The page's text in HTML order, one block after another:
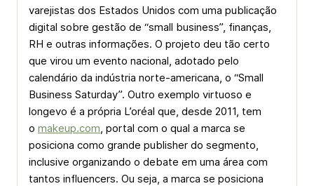
varejistas dos Estados Unidos com uma publicação
digital sobre gestão de “small business”, finanças,
RH e outras informações. O projeto deu tão certo
que virou um evento nacional, adotado pelo
calendário da indústria norte-americana, o “Small
Business Saturday”. Outro exemplo virtuoso e
longevo é a própria L’oréal que, desde 2011, tem
o makeup.com, portal com o qual a marca se
posiciona como grande publisher do segmento,
inclusive organizando o debate em uma área com
tantos influencers. Ou seja, a marca se posiciona